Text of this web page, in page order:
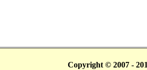
Copyright © 2007 -